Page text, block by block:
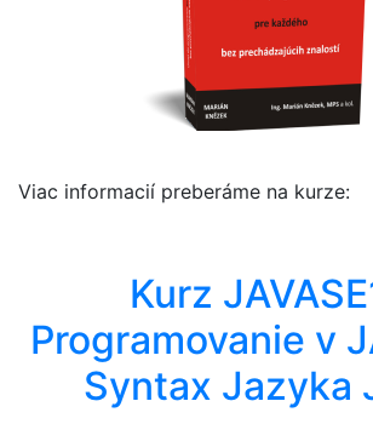
Viac informacií preberáme na kurze:
Kurz
Programovanie v
Syntax Jazyka